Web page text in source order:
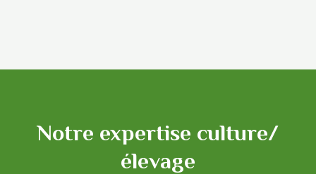
Notre expertise culture/
élevage